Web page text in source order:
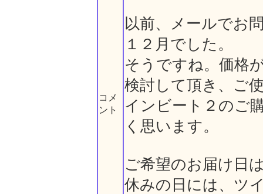
コメ
ント
以前、メールでお
１２月でした。
そうですね。価格
検討して頂き、ご
インビート２のご
く思います。
ご希望のお届け日
休みの日には、ツ